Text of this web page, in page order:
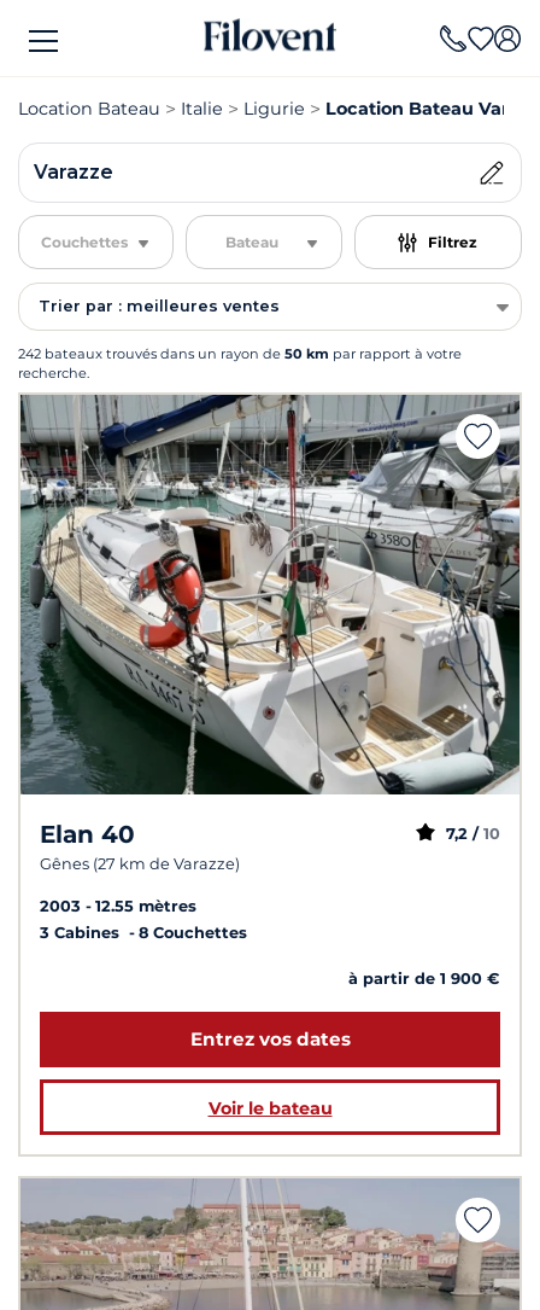
Location Bateau Italie Ligurie Location Bateau
Varazze
Couchettes Bateau Filtrez
Trier par : meilleures ventes
242 bateaux trouvés dans un rayon de 50 km par rapport à votre
recherche.
Elan 40
Gênes (27 km de Varazze)
7,2 / 10
2003
12.55 mètres
3 Cabines
8 Couchettes
à partir de 1 900 €
Entrez vos dates
Voir le bateau